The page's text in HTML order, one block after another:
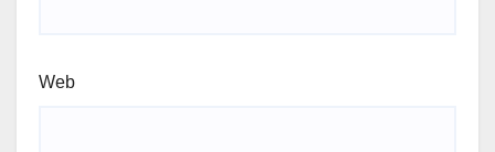
Web